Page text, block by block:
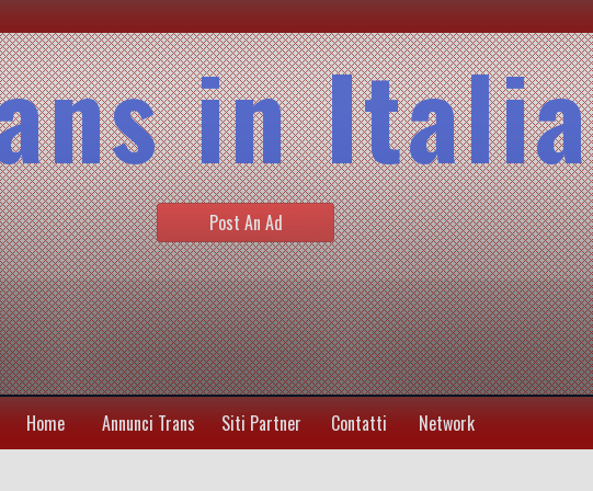
in Italia
Post An Ad
Home Annunci Trans Siti Partner Contatti Network